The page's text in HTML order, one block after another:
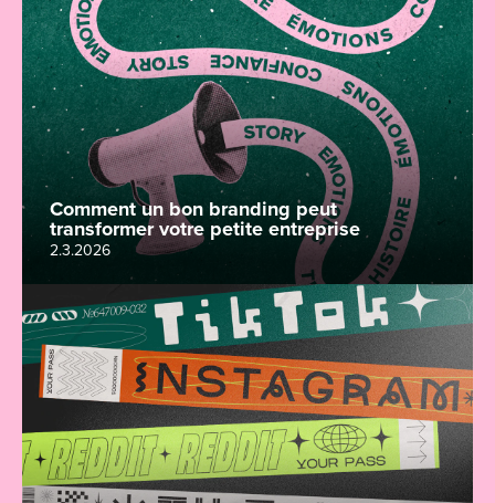
Comment un bon branding peut
transformer votre petite entreprise
2.3.2026